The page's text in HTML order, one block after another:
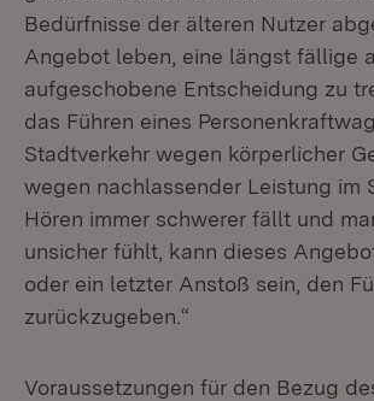
Bedürfnisse der älteren Nutzer
Angebot leben, eine längst fällige
aufgeschobene Entscheidung zu
das Führen eines
Stadtverkehr wegen körperlicher
wegen nachlassender Leistung im
Hören immer schwerer fällt und
unsicher fühlt, kann dieses
oder ein letzter Anstoß sein, den
zurückzugeben.“
Voraussetzungen für den Bezug